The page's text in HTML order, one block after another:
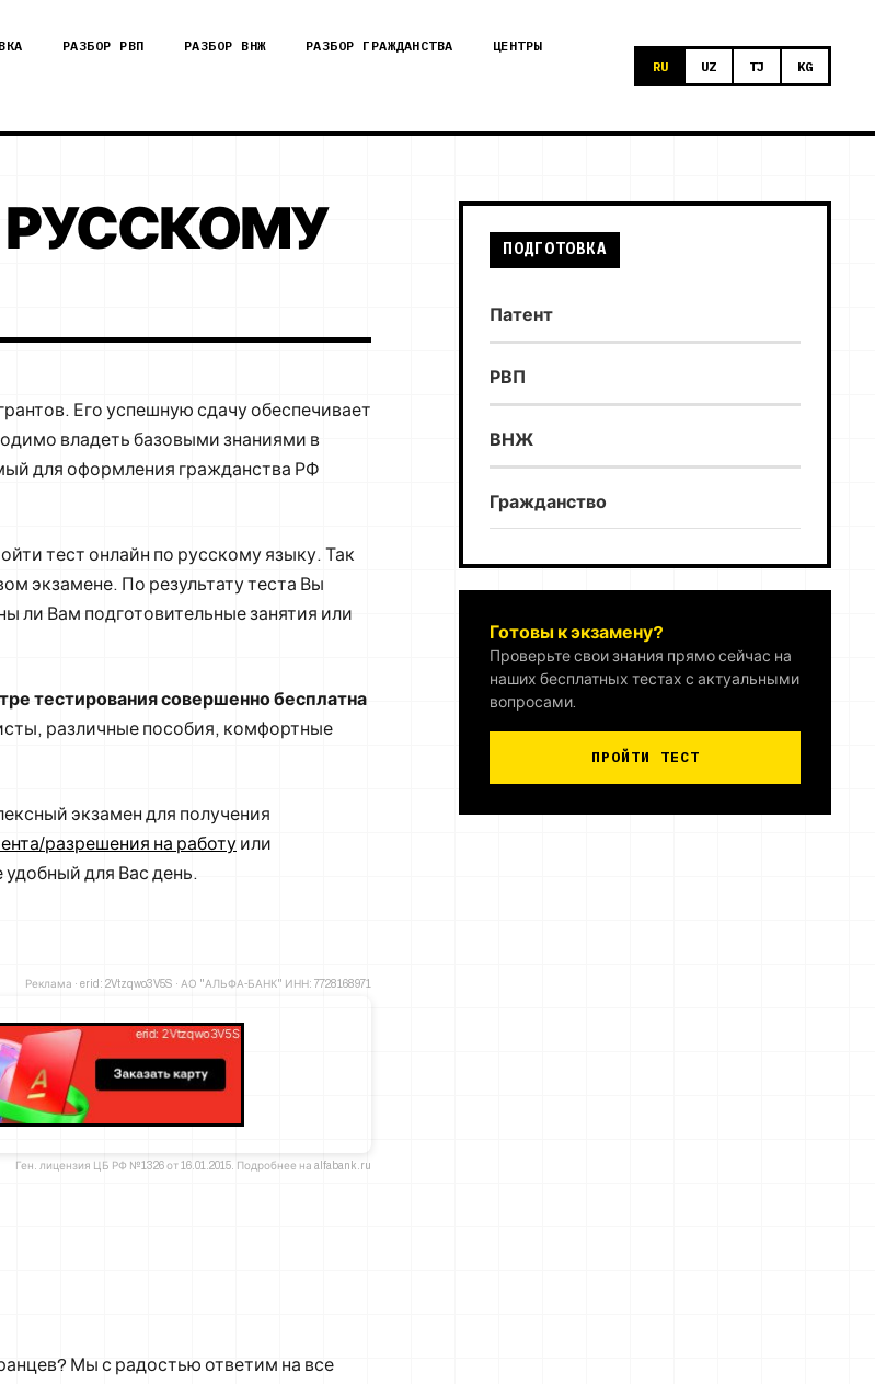
РАЗБОР РВП РАЗБОР ВНЖ РАЗБОР ГРАЖДАНСТВА ЦЕНТРЫ
RU UZ TJ KG
РУССКОМУ
Его успешную сдачу обеспечивает
владеть базовыми знаниями в
для оформления гражданства РФ
тест онлайн по русскому языку. Так
экзамене. По результату теста Вы
ли Вам подготовительные занятия или
тестирования совершенно бесплатна
различные пособия, комфортные
экзамен для получения
разрешения на работу или
удобный для Вас день.
Реклама · erid: 2Vtzqwo3V5S · АО "АЛЬФА-БАНК" ИНН: 7728168971
Ген. лицензия ЦБ РФ №1326 от 16.01.2015. Подробнее на alfabank.ru
Мы с радостью ответим на все
ПОДГОТОВКА
Патент
РВП
ВНЖ
Гражданство
Готовы к экзамену?
Проверьте свои знания прямо сейчас на
наших бесплатных тестах с актуальными
вопросами.
ПРОЙТИ ТЕСТ